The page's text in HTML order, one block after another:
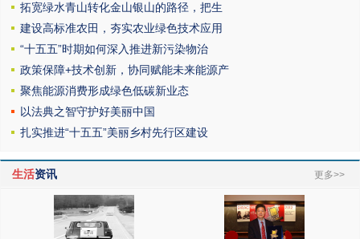
拓宽绿水青山转化金山银山的路径，把生
建设高标准农田，夯实农业绿色技术应用
“十五五”时期如何深入推进新污染物治
政策保障+技术创新，协同赋能未来能源产
聚焦能源消费形成绿色低碳新业态
以法典之智守护好美丽中国
扎实推进“十五五”美丽乡村先行区建设
生活资讯 更多>>